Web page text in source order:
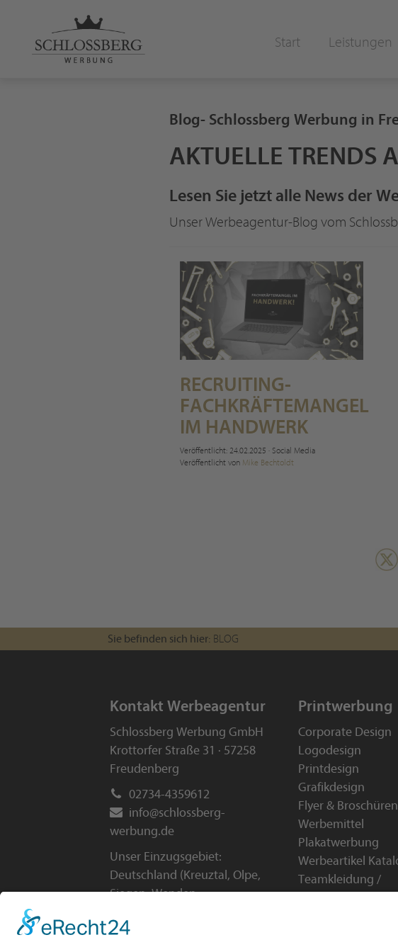
Start Leistungen
Blog- Schlossberg Werbung in
AKTUELLE TRENDS
Lesen Sie jetzt alle News der
Unser Werbeagentur-Blog vom
RECRUITING-
FACHKRÄFTEMANGEL
IM HANDWERK
Veröffentlicht: 24.02.2025 · Social Media
Veröffentlicht von Mike Bechtoldt
Sie befinden sich hier: BLOG
Kontakt Werbeagentur
Schlossberg Werbung GmbH
Krottorfer Straße 31 · 57258
Freudenberg
02734-4359612
info@schlossberg-
werbung.de
Unser Einzugsgebiet:
Deutschland (Kreuztal , Olpe,
Siegen,Wenden,
Österreich
Printwerbung
Corporate Design
Logodesign
Printdesign
Grafikdesign
Flyer & Broschüren
Werbemittel
Plakatwerbung
Werbeartikel
Teamkleidung /